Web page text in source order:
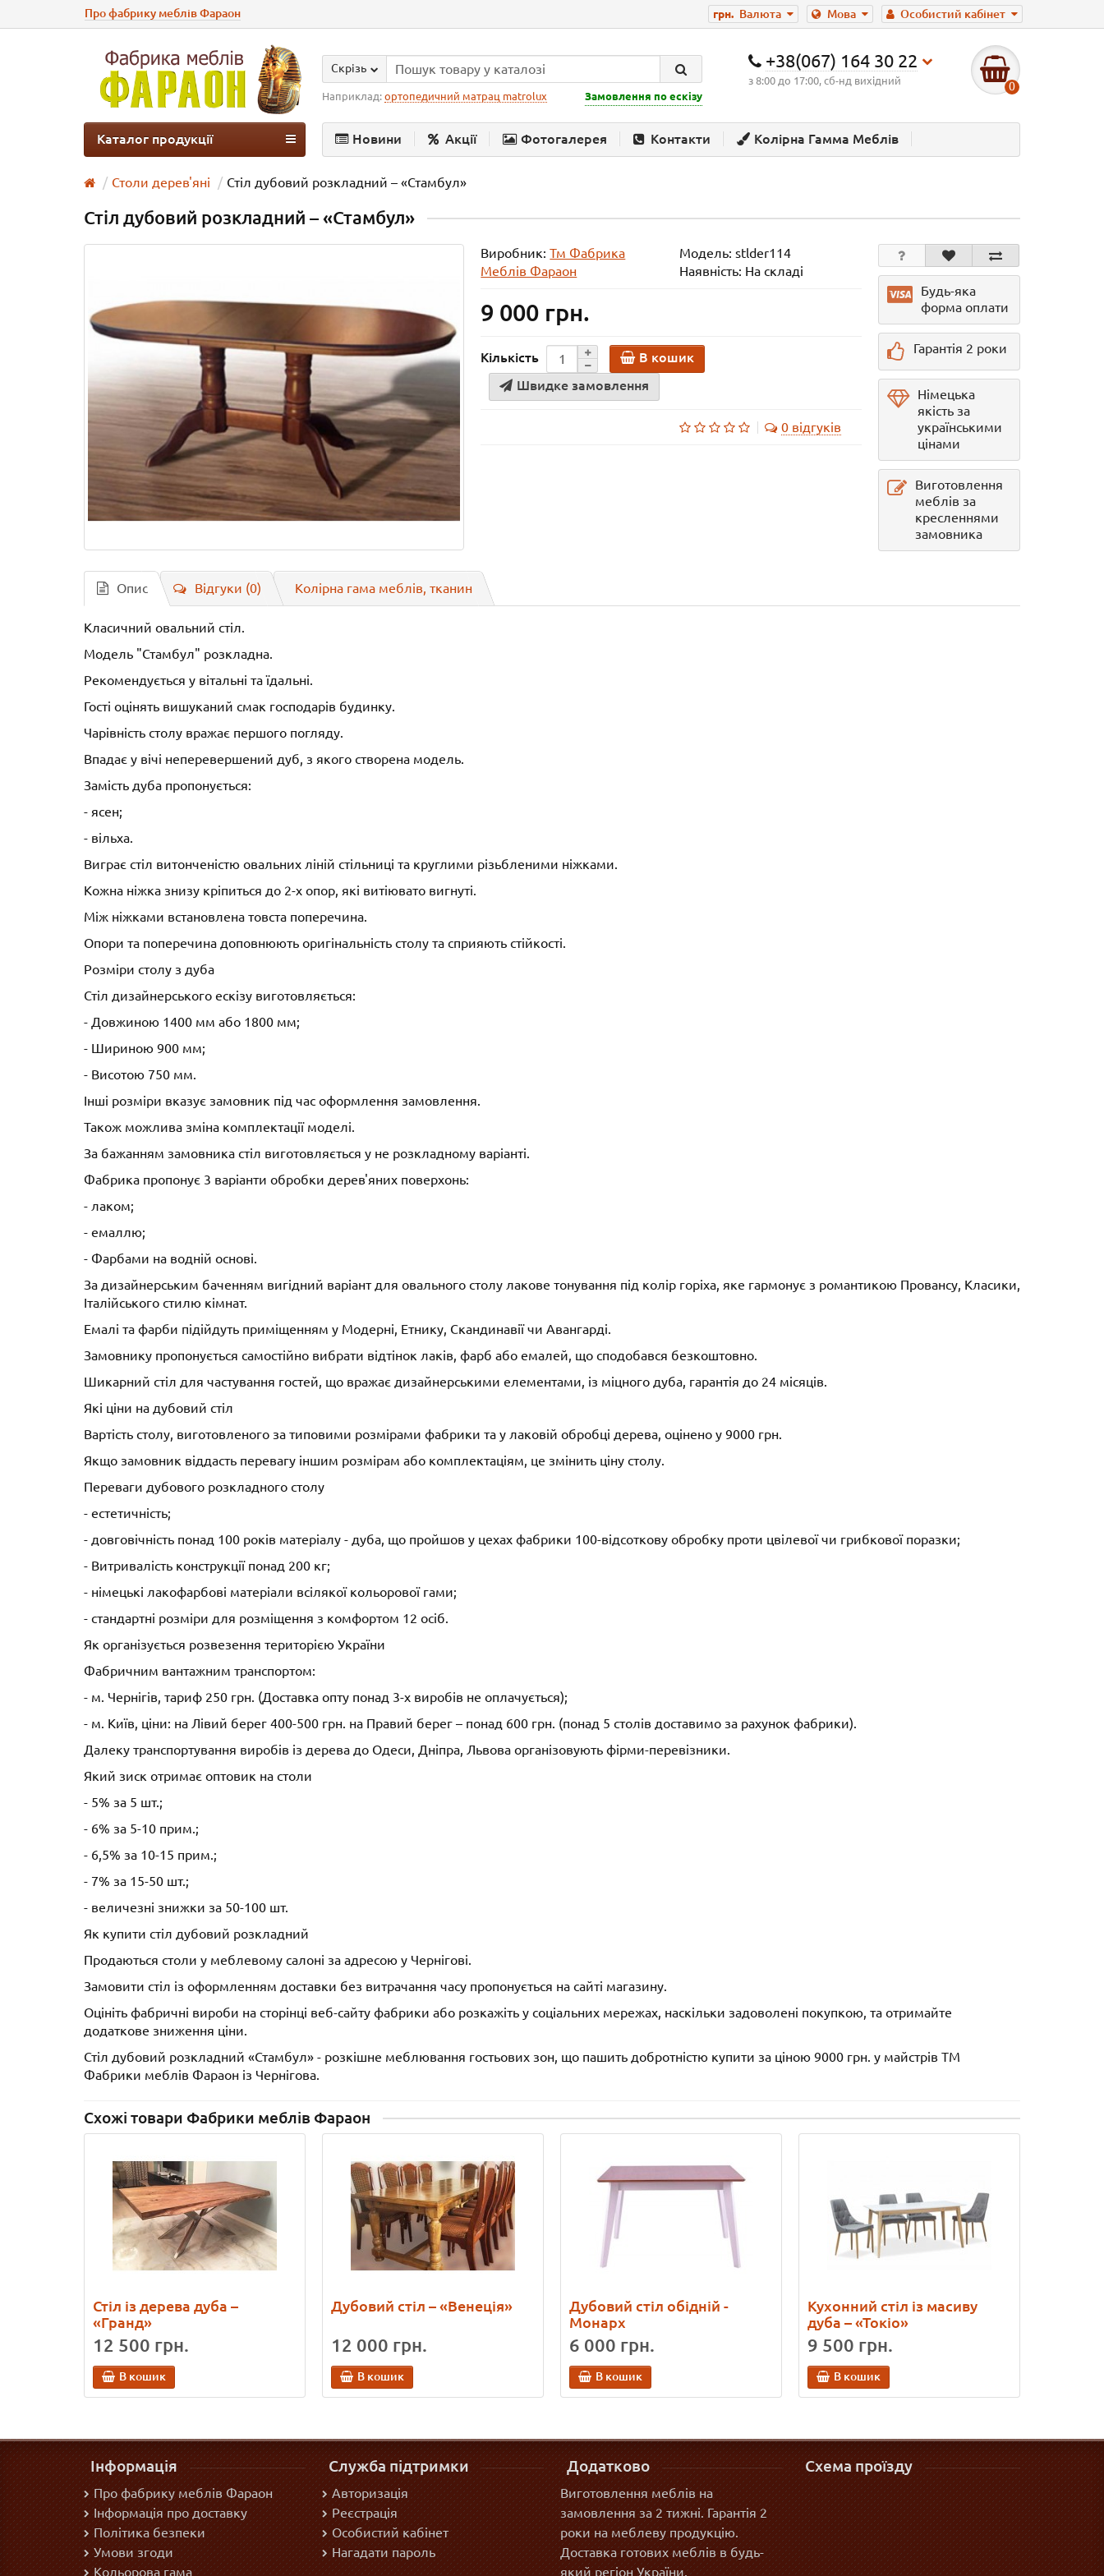
Особистий кабінет
Мова
грн. Валюта
Про фабрику меблів Фараон
+38(067) 164 30 22
з 8:00 до 17:00, сб-нд вихідний 0
Скрізь
Наприклад: ортопедичний матрац matrolux Замовлення по ескізу
Новини Акції Фотогалерея Контакти Колірна Гамма Меблів
Каталог продукції
Столи дерев'яні Стіл дубовий розкладний – «Стамбул»
Стіл дубовий розкладний – «Стамбул»
Виробник:Тм Фабрика
Меблів Фараон
Модель: stlder114
Наявність: На складі
9 000 грн.
Кількість
В кошик
Швидке замовлення
0 відгуків
Будь-яка
форма оплати
Гарантія 2 роки
Німецька
якість за
українськими
цінами
Виготовлення
меблів за
кресленнями
замовника
Опис Відгуки (0) Колірна гама меблів, тканин
Класичний овальний стіл.
Модель "Стамбул" розкладна.
Рекомендується у вітальні та їдальні.
Гості оцінять вишуканий смак господарів будинку.
Чарівність столу вражає першого погляду.
Впадає у вічі неперевершений дуб, з якого створена модель.
Замість дуба пропонується:
- ясен;
- вільха.
Виграє стіл витонченістю овальних ліній стільниці та круглими різьбленими ніжками.
Кожна ніжка знизу кріпиться до 2-х опор, які витіювато вигнуті.
Між ніжками встановлена товста поперечина.
Опори та поперечина доповнюють оригінальність столу та сприяють стійкості.
Розміри столу з дуба
Стіл дизайнерського ескізу виготовляється:
- Довжиною 1400 мм або 1800 мм;
- Шириною 900 мм;
- Висотою 750 мм.
Інші розміри вказує замовник під час оформлення замовлення.
Також можлива зміна комплектації моделі.
За бажанням замовника стіл виготовляється у не розкладному варіанті.
Фабрика пропонує 3 варіанти обробки дерев'яних поверхонь:
- лаком;
- емаллю;
- Фарбами на водній основі.
За дизайнерським баченням вигідний варіант для овального столу лакове тонування під колір горіха, яке гармонує з романтикою Провансу, Класики,
Італійського стилю кімнат.
Емалі та фарби підійдуть приміщенням у Модерні, Етнику, Скандинавії чи Авангарді.
Замовнику пропонується самостійно вибрати відтінок лаків, фарб або емалей, що сподобався безкоштовно.
Шикарний стіл для частування гостей, що вражає дизайнерськими елементами, із міцного дуба, гарантія до 24 місяців.
Які ціни на дубовий стіл
Вартість столу, виготовленого за типовими розмірами фабрики та у лаковій обробці дерева, оцінено у 9000 грн.
Якщо замовник віддасть перевагу іншим розмірам або комплектаціям, це змінить ціну столу.
Переваги дубового розкладного столу
- естетичність;
- довговічність понад 100 років матеріалу - дуба, що пройшов у цехах фабрики 100-відсоткову обробку проти цвілевої чи грибкової поразки;
- Витривалість конструкції понад 200 кг;
- німецькі лакофарбові матеріали всілякої кольорової гами;
- стандартні розміри для розміщення з комфортом 12 осіб.
Як організується розвезення територією України
Фабричним вантажним транспортом:
- м. Чернігів, тариф 250 грн. (Доставка опту понад 3-х виробів не оплачується);
- м. Київ, ціни: на Лівий берег 400-500 грн. на Правий берег – понад 600 грн. (понад 5 столів доставимо за рахунок фабрики).
Далеку транспортування виробів із дерева до Одеси, Дніпра, Львова організовують фірми-перевізники.
Який зиск отримає оптовик на столи
- 5% за 5 шт.;
- 6% за 5-10 прим.;
- 6,5% за 10-15 прим.;
- 7% за 15-50 шт.;
- величезні знижки за 50-100 шт.
Як купити стіл дубовий розкладний
Продаються столи у меблевому салоні за адресою у Чернігові.
Замовити стіл із оформленням доставки без витрачання часу пропонується на сайті магазину.
Оцініть фабричні вироби на сторінці веб-сайту фабрики або розкажіть у соціальних мережах, наскільки задоволені покупкою, та отримайте
додаткове зниження ціни.
Стіл дубовий розкладний «Стамбул» - розкішне меблювання гостьових зон, що пашить добротністю купити за ціною 9000 грн. у майстрів ТМ
Фабрики меблів Фараон із Чернігова.
Схожі товари Фабрики меблів Фараон
Стіл із дерева дуба –
«Гранд»
12 500 грн.
В кошик
Дубовий стіл – «Венеція»
12 000 грн.
В кошик
Дубовий стіл обідній -
Монарх
6 000 грн.
В кошик
Кухонний стіл із масиву
дуба – «Токіо»
9 500 грн.
В кошик
Інформація
Про фабрику меблів Фараон
Інформація про доставку
Політика безпеки
Умови згоди
Кольорова гама
Служба підтримки
Авторизація
Реєстрація
Особистий кабінет
Нагадати пароль
Додатково
Виготовлення меблів на
замовлення за 2 тижні. Гарантія 2
роки на меблеву продукцію.
Доставка готових меблів в будь-
який регіон України.
Схема проїзду